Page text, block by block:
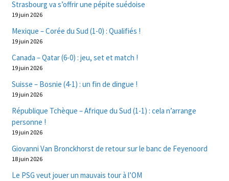
Strasbourg va s’offrir une pépite suédoise
19 juin 2026
Mexique – Corée du Sud (1-0) : Qualifiés !
19 juin 2026
Canada – Qatar (6-0) : jeu, set et match !
19 juin 2026
Suisse – Bosnie (4-1) : un fin de dingue !
19 juin 2026
République Tchèque – Afrique du Sud (1-1) : cela n’arrange
personne !
19 juin 2026
Giovanni Van Bronckhorst de retour sur le banc de Feyenoord
18 juin 2026
Le PSG veut jouer un mauvais tour à l’OM